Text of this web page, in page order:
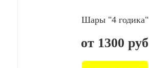
Шары "4 годика"
от 1300 руб